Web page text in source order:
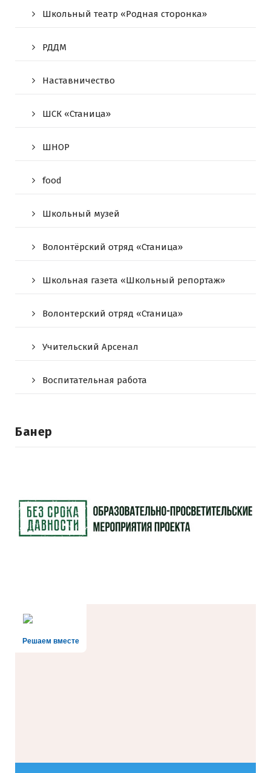
Школьный театр «Родная сторонка»
РДДМ
Наставничество
ШСК «Станица»
ШНОР
food
Школьный музей
Волонтёрский отряд «Станица»
Школьная газета «Школьный репортаж»
Волонтерский отряд «Станица»
Учительский Арсенал
Воспитательная работа
Банер
Решаем вместе